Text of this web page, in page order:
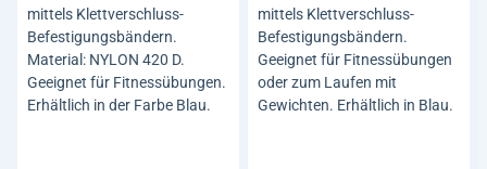
mittels Klettverschluss-
Befestigungsbändern.
Material: NYLON 420 D.
Geeignet für Fitnessübungen.
Erhältlich in der Farbe Blau.
mittels Klettverschluss-
Befestigungsbändern.
Geeignet für Fitnessübungen
oder zum Laufen mit
Gewichten. Erhältlich in Blau.